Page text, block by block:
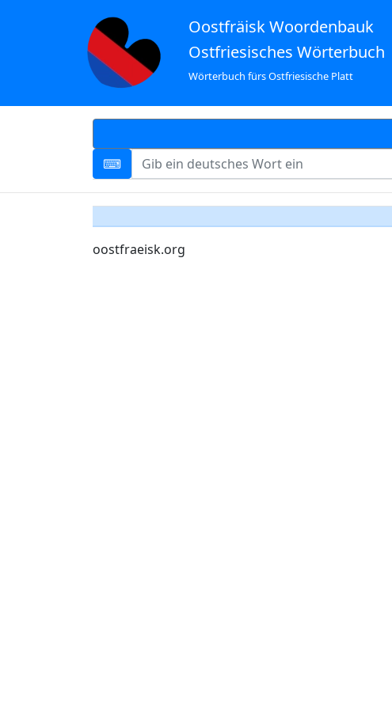
Oostfräisk Woordenbauk
Ostfriesisches Wörterbuch
Wörterbuch fürs Ostfriesische Platt
oostfraeisk.org